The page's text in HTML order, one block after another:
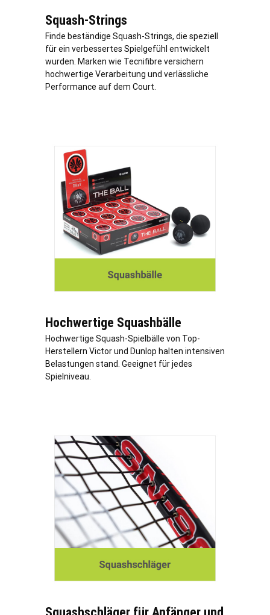
Squash-Strings
Finde beständige Squash-Strings, die speziell
für ein verbessertes Spielgefühl entwickelt
wurden. Marken wie Tecnifibre versichern
hochwertige Verarbeitung und verlässliche
Performance auf dem Court.
Hochwertige Squashbälle
Hochwertige Squash-Spielbälle von Top-
Herstellern Victor und Dunlop halten intensiven
Belastungen stand. Geeignet für jedes
Spielniveau.